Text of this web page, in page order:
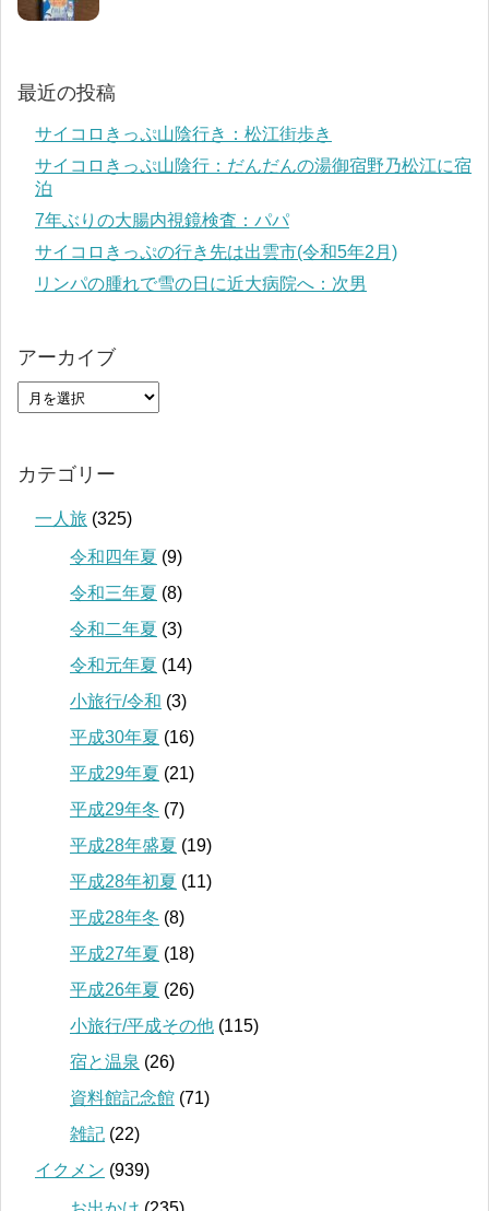
最近の投稿
サイコロきっぷ山陰行き：松江街歩き
サイコロきっぷ山陰行：だんだんの湯御宿野乃松江に宿
泊
7年ぶりの大腸内視鏡検査：パパ
サイコロきっぷの行き先は出雲市(令和5年2月)
リンパの腫れで雪の日に近大病院へ：次男
アーカイブ
カテゴリー
一人旅 (325)
令和四年夏 (9)
令和三年夏 (8)
令和二年夏 (3)
令和元年夏 (14)
小旅行/令和 (3)
平成30年夏 (16)
平成29年夏 (21)
平成29年冬 (7)
平成28年盛夏 (19)
平成28年初夏 (11)
平成28年冬 (8)
平成27年夏 (18)
平成26年夏 (26)
小旅行/平成その他 (115)
宿と温泉 (26)
資料館記念館 (71)
雑記 (22)
イクメン (939)